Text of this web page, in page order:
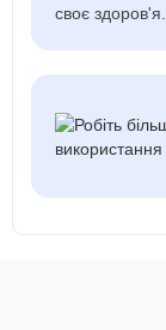
своє здоров'я.